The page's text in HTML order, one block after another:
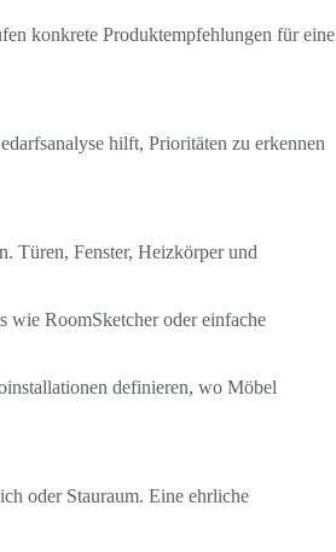
konkrete Produktempfehlungen für eine
hilft, Prioritäten zu erkennen
Türen, Fenster, Heizkörper und
wie RoomSketcher oder einfache
definieren, wo Möbel
oder Stauraum. Eine ehrliche